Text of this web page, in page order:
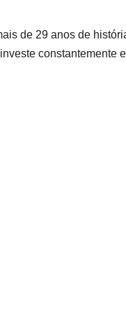
de 29 anos de
constantemente